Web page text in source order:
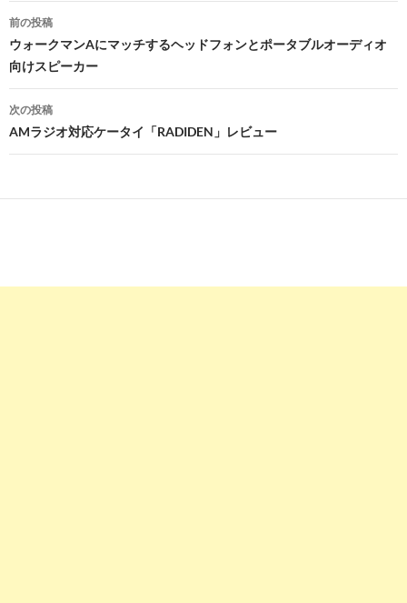
投
稿
ナ
ビ
ゲ
シ
前の投稿
ウォークマンAにマッチするヘッドフォンとポータブルオーディオ
向けスピーカー
次の投稿
AMラジオ対応ケータイ「RADIDEN」レビュー